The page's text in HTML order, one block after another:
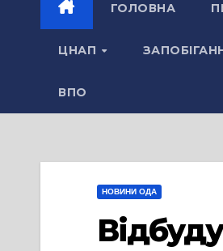
ГОЛОВНА
ЦНАП
ВПО
НОВИНИ ОДА